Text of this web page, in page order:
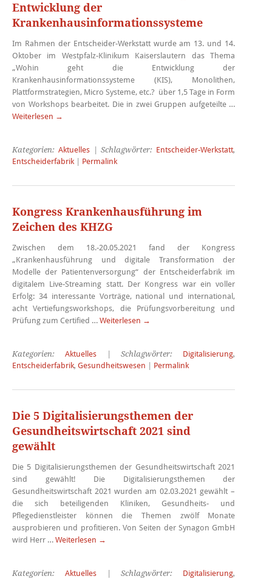
Entwicklung der
Krankenhausinformationssysteme
Im Rahmen der Entscheider-Werkstatt wurde am 13. und 14.
Oktober im Westpfalz-Klinikum Kaiserslautern das Thema
„Wohin geht die Entwicklung der
Krankenhausinformationssysteme (KIS), Monolithen,
Plattformstrategien, Micro Systeme, etc.? über 1,5 Tage in Form
von Workshops bearbeitet. Die in zwei Gruppen aufgeteilte …
Weiterlesen →
Kategorien: Aktuelles| Schlagwörter: Entscheider-Werkstatt,
Entscheiderfabrik | Permalink
Kongress Krankenhausführung im
Zeichen des KHZG
Zwischen dem 18.-20.05.2021 fand der Kongress
„Krankenhausführung und digitale Transformation der
Modelle der Patientenversorgung“ der Entscheiderfabrik im
digitalem Live-Streaming statt. Der Kongress war ein voller
Erfolg: 34 interessante Vorträge, national und international,
acht Vertiefungsworkshops, die Prüfungsvorbereitung und
Prüfung zum Certified … Weiterlesen →
Kategorien: Aktuelles| Schlagwörter: Digitalisierung,
Entscheiderfabrik, Gesundheitswesen | Permalink
Die 5 Digitalisierungsthemen der
Gesundheitswirtschaft 2021 sind
gewählt
Die 5 Digitalisierungsthemen der Gesundheitswirtschaft 2021
sind gewählt! Die Digitalisierungsthemen der
Gesundheitswirtschaft 2021 wurden am 02.03.2021 gewählt –
die sich beteiligenden Kliniken, Gesundheits- und
Pflegedienstleister können die Themen zwölf Monate
ausprobieren und profitieren. Von Seiten der Synagon GmbH
wird Herr … Weiterlesen →
Kategorien: Aktuelles| Schlagwörter: Digitalisierung,